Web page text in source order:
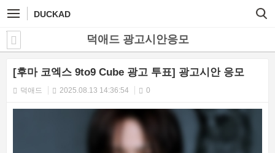
DUCKAD
덕애드 광고시안응모
[후마 코엑스 9to9 Cube 광고 투표] 광고시안 응모
덕애드 2025.08.13 14:36:54 0